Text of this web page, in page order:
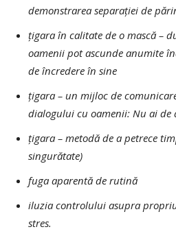
demonstrarea separației de
țigara în calitate de o mască –
oamenii pot ascunde anumite
de încredere în sine
țigara – un mijloc de
dialogului cu oamenii: Nu ai de
țigara – metodă de a petrece
singurătate)
fuga aparentă de rutină
iluzia controlului asupra
stres.